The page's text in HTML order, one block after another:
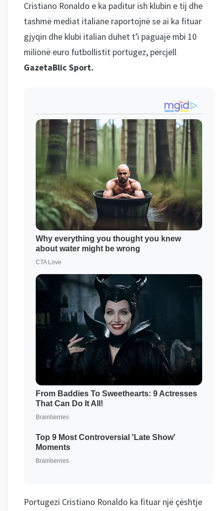
Cristiano Ronaldo e ka paditur ish klubin e tij dhe
tashmë mediat italiane raportojnë se ai ka fituar
gjyqin dhe klubi italian duhet t’i paguajë mbi 10
milionë euro futbollistit portugez, përcjell
GazetaBlic Sport.
Portugezi Cristiano Ronaldo ka fituar një çështje